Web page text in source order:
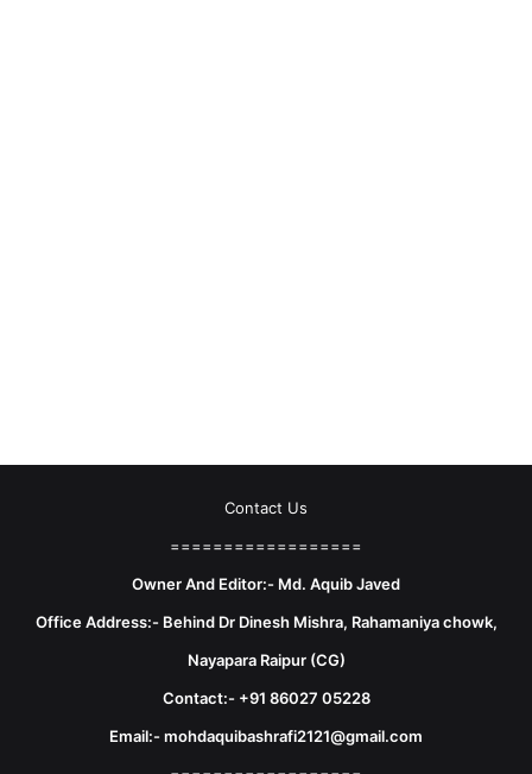
Contact Us
==================
Owner And Editor:- Md. Aquib Javed
Office Address:- Behind Dr Dinesh Mishra, Rahamaniya chowk,
Nayapara Raipur (CG)
Contact:- +91 86027 05228
Email:- mohdaquibashrafi2121@gmail.com